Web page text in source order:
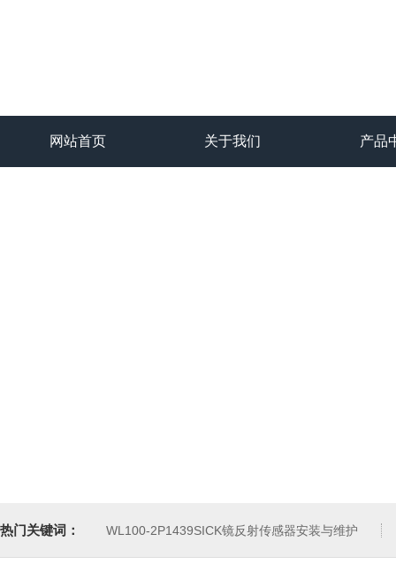
网站首页 关于我们 产品
热门关键词： WL100-2P1439SICK镜反射传感器安装与维护